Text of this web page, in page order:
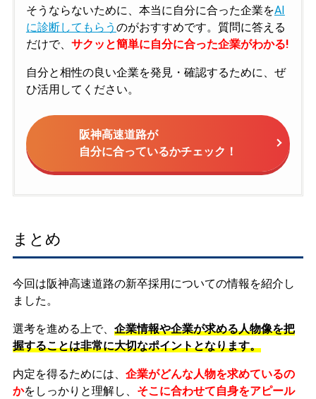
そうならないために、本当に自分に合った企業をAI
に診断してもらう のがおすすめです。質問に答える
だけで、 サクッと簡単に自分に合った企業がわかる!
自分と相性の良い企業を発見・確認するために、ぜ
ひ活用してください。
阪神高速道路が
自分に合っているかチェック！
まとめ
今回は阪神高速道路の新卒採用についての情報を紹介し
ました。
選考を進める上で、 企業情報や企業が求める人物像を把
握することは非常に大切なポイントとなります。
内定を得るためには、 企業がどんな人物を求めているの
かをしっかりと理解し、 そこに合わせて自身をアピール